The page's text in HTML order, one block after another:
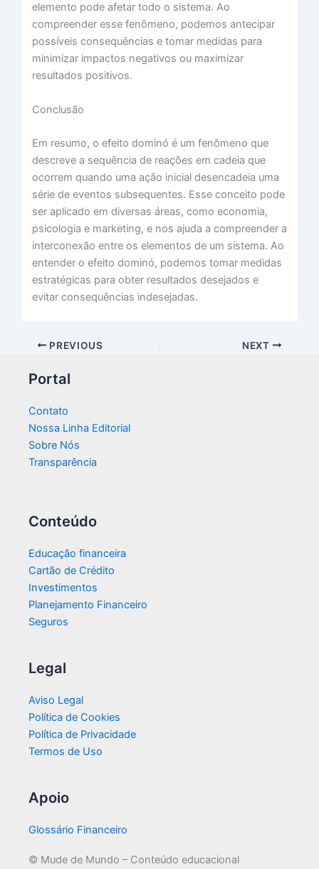
elemento pode afetar todo o sistema. Ao
compreender esse fenômeno, podemos antecipar
possíveis consequências e tomar medidas para
minimizar impactos negativos ou maximizar
resultados positivos.
Conclusão
Em resumo, o efeito dominó é um fenômeno que
descreve a sequência de reações em cadeia que
ocorrem quando uma ação inicial desencadeia uma
série de eventos subsequentes. Esse conceito pode
ser aplicado em diversas áreas, como economia,
psicologia e marketing, e nos ajuda a compreender a
interconexão entre os elementos de um sistema. Ao
entender o efeito dominó, podemos tomar medidas
estratégicas para obter resultados desejados e
evitar consequências indesejadas.
PREVIOUS NEXT
Portal
Contato
Nossa Linha Editorial
Sobre Nós
Transparência​
Conteúdo
Educação financeira
Cartão de Crédito
Investimentos
Planejamento Financeiro
Seguros
Legal
Aviso Legal
Política de Cookies
Política de Privacidade
Termos de Uso
Apoio
Glossário Financeiro
© Mude de Mundo – Conteúdo educacional